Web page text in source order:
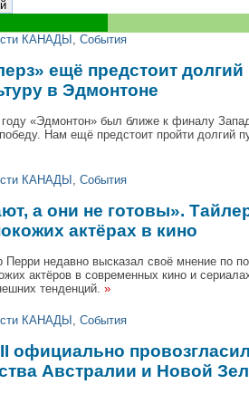
КАНАДЫ События
ещё предстоит долгий
в Эдмонтоне
«Эдмонтон» был ближе к финалу
Нам ещё предстоит пройти долгий
КАНАДЫ События
а они не готовы».
актёрах в кино
Перри недавно высказал своё мнение по
актёров в современных кино и
тенденций. »
КАНАДЫ События
официально
Австралии и Новой